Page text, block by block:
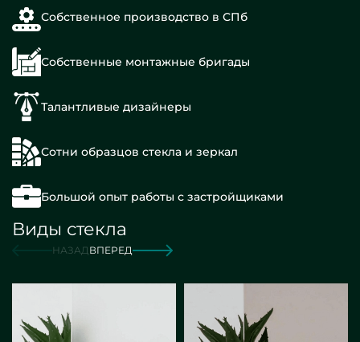
Собственное производство в СПб
Собственные монтажные бригады
Талантливые дизайнеры
Сотни образцов стекла и зеркал
Большой опыт работы с застройщиками
Виды стекла
НАЗАДВПЕРЕД